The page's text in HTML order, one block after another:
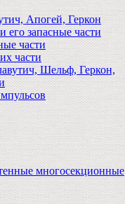
Апогей, Геркон
его запасные части
части
части
Шельф, Геркон,
многосекционные